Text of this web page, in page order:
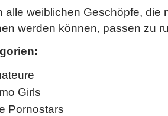
alle weiblichen Geschöpfe, die
werden können, passen zu
Girls
Pornostars